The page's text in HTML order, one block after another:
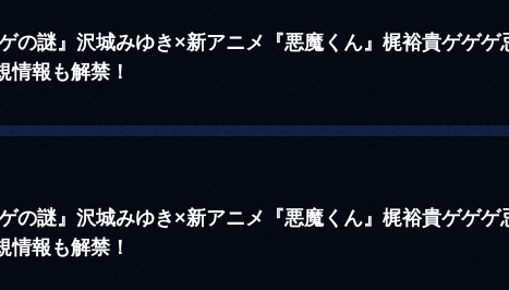
の謎』沢城みゆき×新アニメ『悪魔くん』梶裕貴ゲゲ
情報も解禁！
の謎』沢城みゆき×新アニメ『悪魔くん』梶裕貴ゲゲ
情報も解禁！